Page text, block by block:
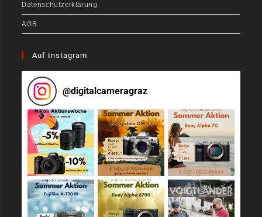
Datenschutzerklärung
AGB
Auf Instagram
@digitalcameragraz